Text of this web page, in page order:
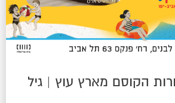
הקוסם מארץ עוץ | גיל